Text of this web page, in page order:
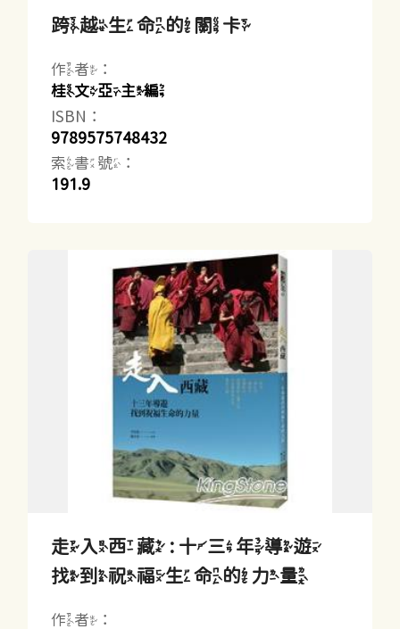
跨越生命的關卡
作者：
桂文亞主編
ISBN：
9789575748432
索書號：
191.9
走入西藏 : 十三年導遊
找到祝福生命的力量
作者：